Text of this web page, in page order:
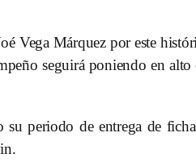
Vega Márquez por este
seguirá poniendo en
periodo de entrega de